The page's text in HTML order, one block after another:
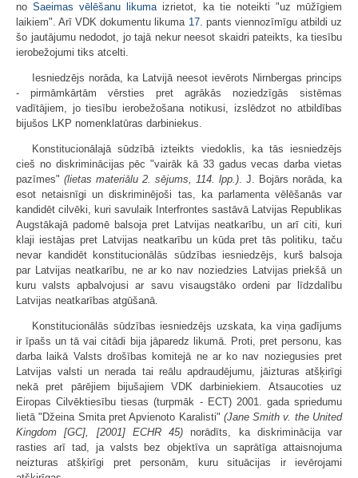
noSaeimas vēlēšanu likumaizrietot, ka tie noteikti "uz mūžīgiem
laikiem". Arī VDK dokumentu likuma 17. pants viennozīmīgu atbildi uz
šo jautājumu nedodot, jo tajā nekur neesot skaidri pateikts, ka tiesību
ierobežojumi tiks atcelti.
Iesniedzējs norāda, ka Latvijā neesot ievērots Nirnbergas princips
- pirmāmkārtām vērsties pret agrākās noziedzīgās sistēmas
vadītājiem, jo tiesību ierobežošana notikusi, izslēdzot no atbildības
bijušos LKP nomenklatūras darbiniekus.
Konstitucionālajā sūdzībā izteikts viedoklis, ka tās iesniedzējs
cieš no diskriminācijas pēc "vairāk kā 33 gadus vecas darba vietas
pazīmes" (lietas materiālu 2. sējums, 114. lpp.). J. Bojārs norāda, ka
esot netaisnīgi un diskriminējoši tas, ka parlamenta vēlēšanās var
kandidēt cilvēki, kuri savulaik Interfrontes sastāvā Latvijas Republikas
Augstākajā padomē balsoja pret Latvijas neatkarību, un arī citi, kuri
klaji iestājas pret Latvijas neatkarību un kūda pret tās politiku, taču
nevar kandidēt konstitucionālās sūdzības iesniedzējs, kurš balsoja
par Latvijas neatkarību, ne ar ko nav noziedzies Latvijas priekšā un
kuru valsts apbalvojusi ar savu visaugstāko ordeni par līdzdalību
Latvijas neatkarības atgūšanā.
Konstitucionālās sūdzības iesniedzējs uzskata, ka viņa gadījums
ir īpašs un tā vai citādi bija jāparedz likumā. Proti, pret personu, kas
darba laikā Valsts drošības komitejā ne ar ko nav noziegusies pret
Latvijas valsti un nerada tai reālu apdraudējumu, jāizturas atšķirīgi
nekā pret pārējiem bijušajiem VDK darbiniekiem. Atsaucoties uz
Eiropas Cilvēktiesību tiesas (turpmāk - ECT) 2001. gada spriedumu
lietā "Džeina Smita pret Apvienoto Karalisti" (Jane Smith v. the United
Kingdom [GC], [2001] ECHR 45) norādīts, ka diskriminācija var
rasties arī tad, ja valsts bez objektīva un saprātīga attaisnojuma
neizturas atšķirīgi pret personām, kuru situācijas ir ievērojami